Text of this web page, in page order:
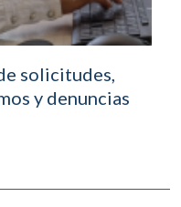
solicitudes,
y denuncias